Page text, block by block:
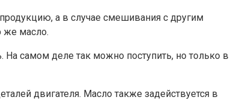
а в случае смешивания с другим
же масло.
самом деле так можно поступить, но только в
двигателя. Масло также задействуется в